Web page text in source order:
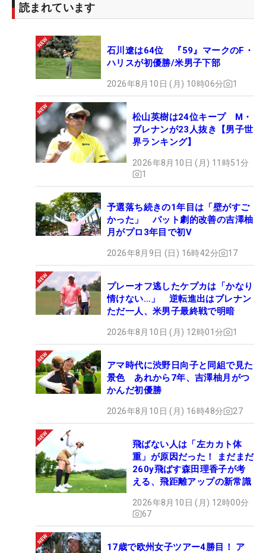
読まれています
石川遼は64位 『59』マークのF・
ハリスが初優勝/米男子下部
2026年8月10日 (月) 10時06分 1
松山英樹は24位キープ M・
ブレナンが23人抜き【男子世
界ランキング】
2026年8月10日 (月) 11時51分
1
予選落ち続きの1年目は「壁がすご
かった」 パット劇的改善の吉澤柚
月がプロ3年目で初V
2026年8月9日 (日) 16時42分 17
プレーオフ逃したケプカは「かなり
情けない…」 逆転進出はブレナン
ただ一人、米男子最終戦で明暗
2026年8月10日 (月) 12時01分 1
アマ時代に渋野日向子と同組で見た
景色 あれから7年、吉澤柚月がつ
かんだ初優勝
2026年8月10日 (月) 16時48分 27
飛ばない人は「左カカト体
重」が原因だった！ まだまだ
260y飛ばす森田理香子が考
える、飛距離アップの新常識
2026年8月10日 (月) 12時00分
67
17歳で欧州女子ツアー4勝目！ ア